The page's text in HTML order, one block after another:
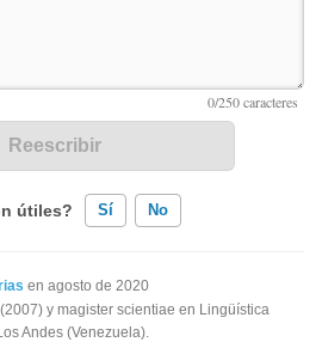
útiles? Sí No
presentados me ayudó
en agosto de 2020
y magister scientiae en Lingüística
Andes (Venezuela).